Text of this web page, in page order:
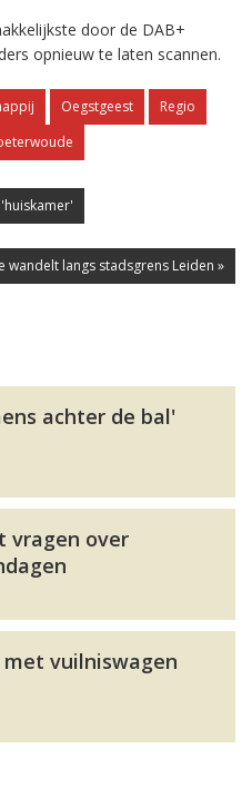
door de DAB+
opnieuw te laten scannen.
Oegstgeest
Regio
wandelt langs stadsgrens Leiden »
achter de bal'
vragen over
vuilniswagen